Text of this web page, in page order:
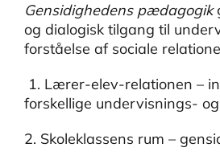
Gensidighedens pædagogik
og dialogisk tilgang til
forståelse af sociale
1. Lærer-elev-relationen –
forskellige undervisnings-
2. Skoleklassens rum –